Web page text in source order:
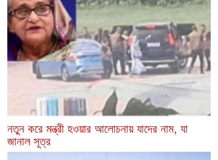
নতুন করে মন্ত্রী হওয়ার আলোচনায় যাদের নাম, যা
জানাল সূত্র